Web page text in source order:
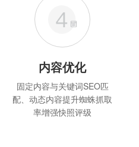
内容优化
固定内容与关键词SEO匹
配、动态内容提升蜘蛛抓取
率增强快照评级